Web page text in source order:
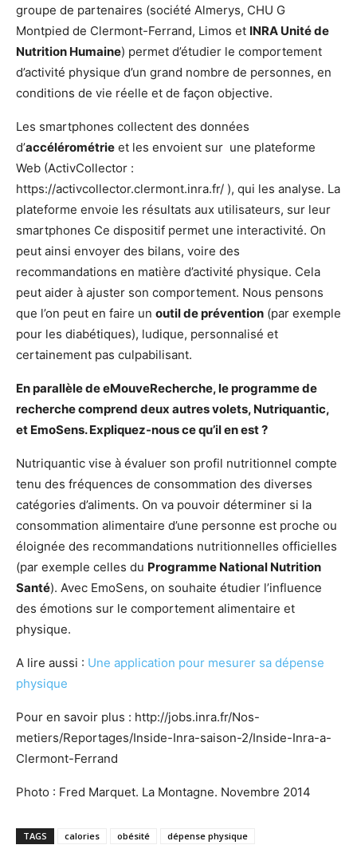
groupe de partenaires (société Almerys, CHU G
Montpied de Clermont-Ferrand, Limos et INRA Unité de
Nutrition Humaine) permet d’étudier le comportement
d’activité physique d’un grand nombre de personnes, en
conditions de vie réelle et de façon objective.
Les smartphones collectent des données
d’accélérométrie et les envoient sur une plateforme
Web (ActivCollector :
https://activcollector.clermont.inra.fr/ ), qui les analyse. La
plateforme envoie les résultats aux utilisateurs, sur leur
smartphones Ce dispositif permet une interactivité. On
peut ainsi envoyer des bilans, voire des
recommandations en matière d’activité physique. Cela
peut aider à ajuster son comportement. Nous pensons
que l’on peut en faire un outil de prévention (par exemple
pour les diabétiques), ludique, personnalisé et
certainement pas culpabilisant.
En parallèle de eMouveRecherche, le programme de
recherche comprend deux autres volets, Nutriquantic,
et EmoSens. Expliquez-nous ce qu’il en est ?
Nutriquantic vise à évaluer son profil nutritionnel compte
tenu des fréquences de consommation des diverses
catégories d’aliments. On va pouvoir déterminer si la
consommation alimentaire d’une personne est proche ou
éloignée des recommandations nutritionnelles officielles
(par exemple celles du Programme National Nutrition
Santé). Avec EmoSens, on souhaite étudier l’influence
des émotions sur le comportement alimentaire et
physique.
A lire aussi : Une application pour mesurer sa dépense
physique
Pour en savoir plus : http://jobs.inra.fr/Nos-
metiers/Reportages/Inside-Inra-saison-2/Inside-Inra-a-
Clermont-Ferrand
Photo : Fred Marquet. La Montagne. Novembre 2014
TAGS calories obésité dépense physique